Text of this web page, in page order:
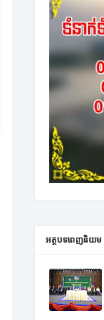
អត្ថបទពេញនិយម